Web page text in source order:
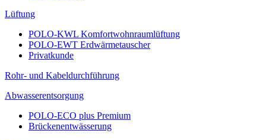
Lüftung
POLO-KWL Komfortwohnraumlüftung
POLO-EWT Erdwärmetauscher
Privatkunde
Rohr- und Kabeldurchführung
Abwasserentsorgung
POLO-ECO plus Premium
Brückenentwässerung